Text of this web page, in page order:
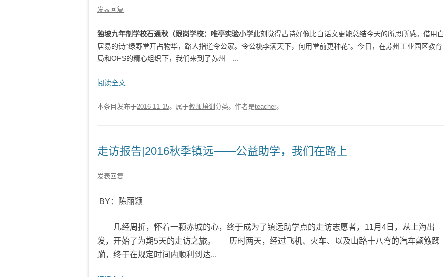
发表回复
独坡九年制学校石通秋 （跟岗学校：唯亭实验小学此刻觉得古诗好像比白话文更能总结今天的所思所感。借用白
居易的诗“绿野堂开占物华，路人指道令公家。令公桃李满天下，何用堂前更种花”。今日，在苏州工业园区教育
局和OFS的精心组织下，我们来到了苏州—...
阅读全文
本条目发布于2016-11-15。属于教师培训 分类。 作者是teacher。
走访报告|2016秋季镇远——公益助学，我们在路上
发表回复
BY：陈丽颖
几经周折，怀着一颗赤城的心，终于成为了镇远助学点的走访志愿者，11月4日，从上海出
发，开始了为期5天的走访之旅。
历时两天，经过飞机、火车、以及山路十八弯的汽车颠簸蹂
躏，终于在规定时间内顺利到达...